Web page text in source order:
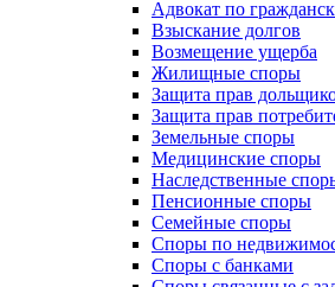
Адвокат по
Взыскание долгов
Возмещение ущерба
Жилищные споры
Защита прав
Защита прав
Земельные споры
Медицинские споры
Наследственные
Пенсионные споры
Семейные споры
Cпоры по
Споры с банками